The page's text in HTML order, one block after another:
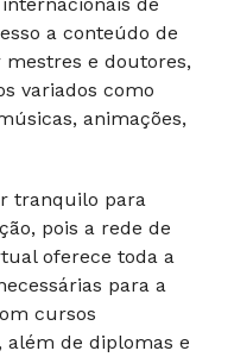
a conteúdo de
e doutores,
variados como
animações,
tranquilo para
pois a rede de
oferece toda a
para a
cursos
além de diplomas e